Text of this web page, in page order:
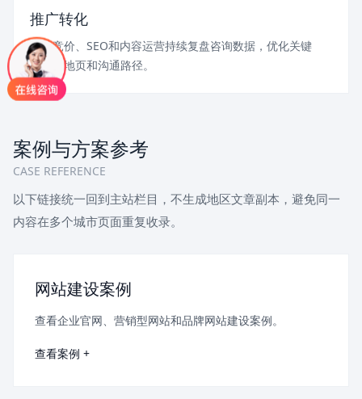
推广转化
结合竞价、SEO和内容运营持续复盘咨询数据，优化关键
词、落地页和沟通路径。
案例与方案参考
CASE REFERENCE
以下链接统一回到主站栏目，不生成地区文章副本，避免同一
内容在多个城市页面重复收录。
网站建设案例
查看企业官网、营销型网站和品牌网站建设案例。
查看案例 +